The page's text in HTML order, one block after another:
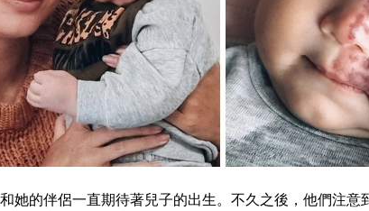
她的伴侶一直期待著兒子的出生。不久之後，他們注意